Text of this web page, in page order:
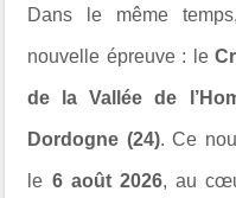
Dans le même
nouvelle épreuve : le
de la Vallée de
Dordogne (24). Ce
le 6 août 2026, au